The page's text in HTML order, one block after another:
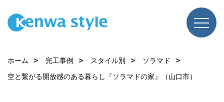
ホーム 完工事例 スタイル別
ソラマド
空と繋がる開放感のある暮らし『ソラマドの家』（山口市）